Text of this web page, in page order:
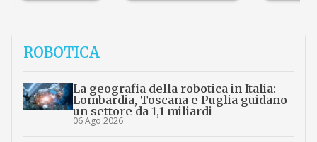
ROBOTICA
La geografia della robotica in Italia:
Lombardia, Toscana e Puglia guidano
un settore da 1,1 miliardi
06 Ago 2026